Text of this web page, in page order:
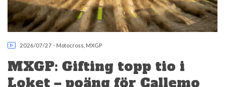
2026/07/27 - Motocross MXGP
MXGP: Gifting topp tio i
Loket – poäng för Callemo